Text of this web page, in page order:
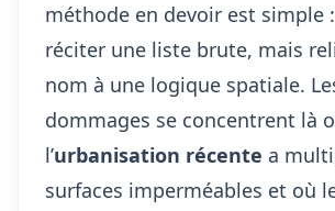
méthode en devoir est simple
réciter une liste brute, mais
nom à une logique spatiale.
dommages se concentrent là
l’urbanisation récente a
surfaces imperméables et où